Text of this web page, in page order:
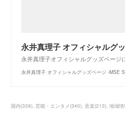
永井真理子オフィシャルグッズページ
永井真理子 オフィシャルグッズページ -MSE
国内(339) 芸能・エンタメ (340) 音楽(213) 地域情